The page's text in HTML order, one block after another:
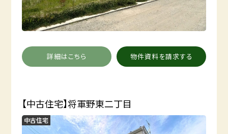
詳細はこちら 物件資料を請求する
【中古住宅】将軍野東二丁目
中古住宅